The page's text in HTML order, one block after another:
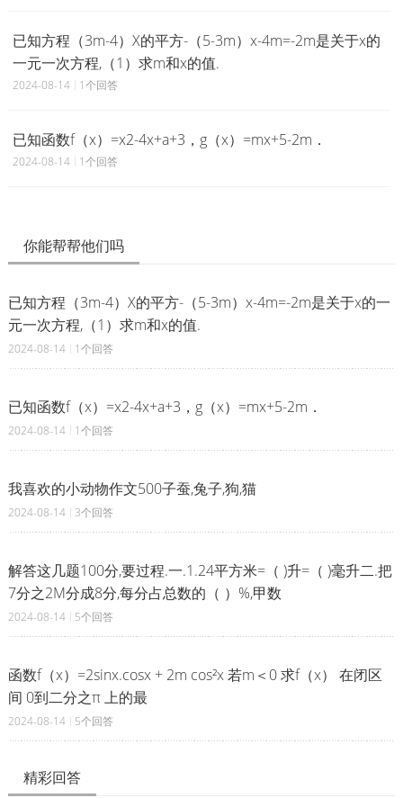
已知方程（3m-4）X的平方-（5-3m）x-4m=-2m是关于x的
一元一次方程,（1）求m和x的值.
2024-08-14 1个回答
已知函数f（x）=x2-4x+a+3，g（x）=mx+5-2m．
2024-08-14 1个回答
你能帮帮他们吗
已知方程（3m-4）X的平方-（5-3m）x-4m=-2m是关于x的一
元一次方程,（1）求m和x的值.
2024-08-14 1个回答
已知函数f（x）=x2-4x+a+3，g（x）=mx+5-2m．
2024-08-14 1个回答
我喜欢的小动物作文500子蚕,兔子,狗,猫
2024-08-14 3个回答
解答这几题100分,要过程.一.1.24平方米=（ )升=（ )毫升二.把
7分之2M分成8分,每分占总数的（ ）%,甲数
2024-08-14 5个回答
函数f（x）=2sinx.cosx + 2m cos²x 若m＜0 求f（x） 在闭区
间 0到二分之π 上的最
2024-08-14 5个回答
精彩回答